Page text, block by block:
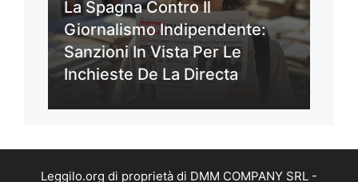
La Spagna Contro Il
Giornalismo Indipendente:
Sanzioni In Vista Per Le
Inchieste De La Directa
Leggilo.org di proprietà di DMM COMPANY SRL -